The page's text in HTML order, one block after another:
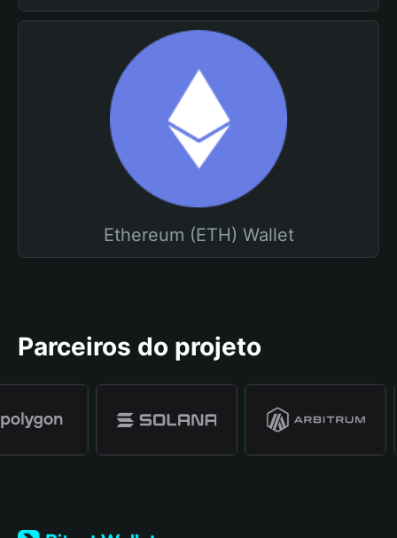
Ethereum (ETH) Wallet
Parceiros do projeto